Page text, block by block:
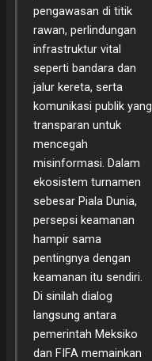
pengawasan di titik
rawan, perlindungan
infrastruktur vital
seperti bandara dan
jalur kereta, serta
komunikasi publik yang
transparan untuk
mencegah
misinformasi. Dalam
ekosistem turnamen
sebesar Piala Dunia,
persepsi keamanan
hampir sama
pentingnya dengan
keamanan itu sendiri.
Di sinilah dialog
langsung antara
pemerintah Meksiko
dan FIFA memainkan